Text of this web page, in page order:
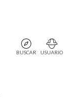
BUSCAR USUARIO